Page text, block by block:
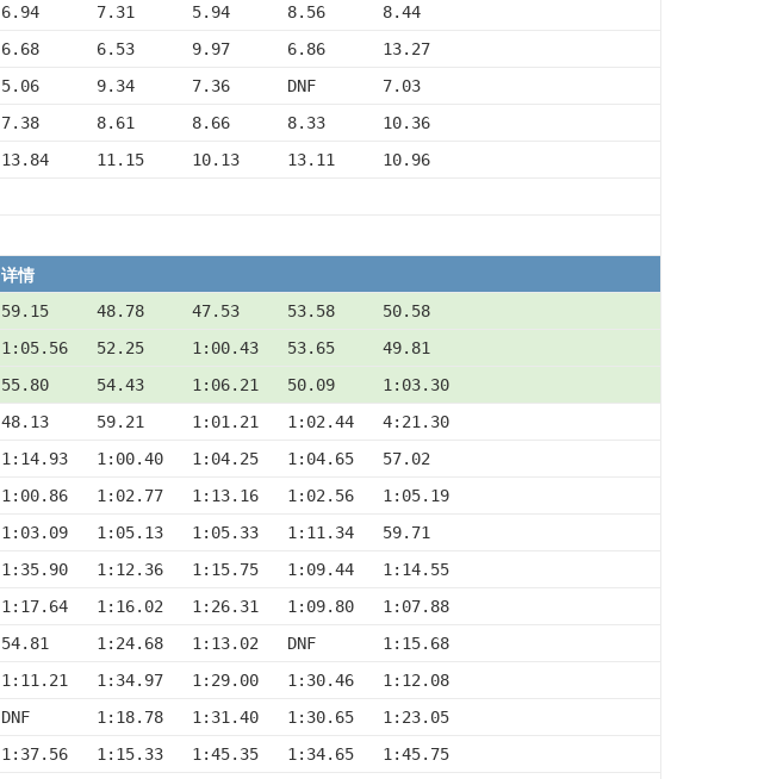
6.94      7.31      5.94      8.56      8.44
6.68      6.53      9.97      6.86      13.27
5.06      9.34      7.36      DNF       7.03
7.38      8.61      8.66      8.33      10.36
13.84     11.15     10.13     13.11     10.96
详情
59.15     48.78     47.53     53.58     50.58
1:05.56   52.25     1:00.43   53.65     49.81
55.80     54.43     1:06.21   50.09     1:03.30
48.13     59.21     1:01.21   1:02.44   4:21.30
1:14.93   1:00.40   1:04.25   1:04.65   57.02
1:00.86   1:02.77   1:13.16   1:02.56   1:05.19
1:03.09   1:05.13   1:05.33   1:11.34   59.71
1:35.90   1:12.36   1:15.75   1:09.44   1:14.55
1:17.64   1:16.02   1:26.31   1:09.80   1:07.88
54.81     1:24.68   1:13.02   DNF       1:15.68
1:11.21   1:34.97   1:29.00   1:30.46   1:12.08
DNF       1:18.78   1:31.40   1:30.65   1:23.05
1:37.56   1:15.33   1:45.35   1:34.65   1:45.75